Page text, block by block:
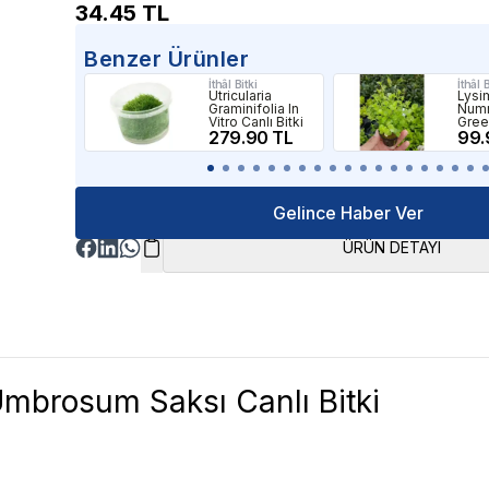
34.45 TL
Benzer Ürünler
İthâl Bitki
Utricularia
Graminifolia In
Vitro Canlı Bitki
279.90 TL
İthâl
Gelince Haber Ver
ÜRÜN DETAYI
Saksı Canlı Bitki